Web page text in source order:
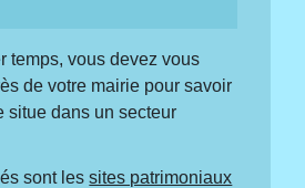
temps, vous devez vous
de votre mairie pour savoir
situe dans un secteur
sont lessites patrimoniaux